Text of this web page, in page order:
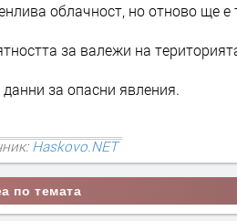
облачност, но отново ще е
за валежи на
за опасни явления.
Haskovo.NET
по темата